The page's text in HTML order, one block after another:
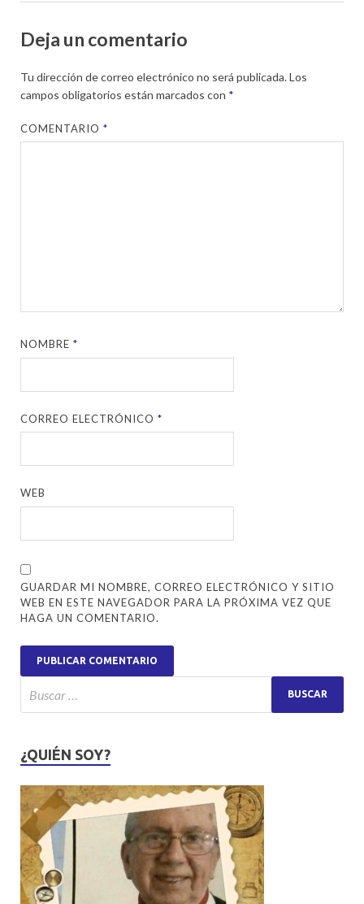
Deja un comentario
Tu dirección de correo electrónico no será publicada.Los
campos obligatorios están marcados con *
COMENTARIO*
NOMBRE*
CORREO ELECTRÓNICO*
WEB
GUARDAR MI NOMBRE, CORREO ELECTRÓNICO Y SITIO
WEB EN ESTE NAVEGADOR PARA LA PRÓXIMA VEZ QUE
HAGA UN COMENTARIO.
¿QUIÉN SOY?